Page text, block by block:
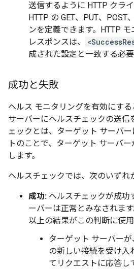
送信するように HTTP クラ
HTTP の GET、PUT、POST
ンを定義できます。HTTP
レスポンスは、
成された設定と一致する必要
成功と失敗
ヘルス モニタリングを有効にす
サーバーにヘルスチェックの送信
ェック とは、ターゲット サーバ
トのことで、ターゲット サーバ
します。
ヘルスチェックでは、次のいずれ
成功: ヘルスチェックが成功
ーバーは正常とみなされま
以上の結果がこの判断に使用
ターゲット サーバー
の新しい接続を受け入
てリクエストに応答し